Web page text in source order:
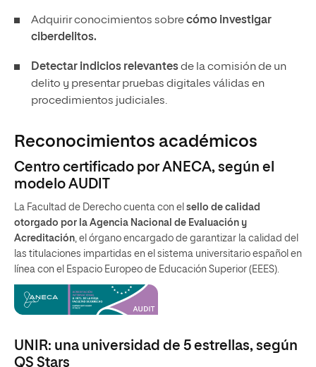
Adquirir conocimientos sobrecómo investigar
ciberdelitos.
Detectar indicios relevantesde la comisión de un
delito y presentar pruebas digitales válidas en
procedimientos judiciales.
Reconocimientos académicos
Centro certificado por ANECA, según el
modelo AUDIT
La Facultad de Derecho cuenta con el sello de calidad
otorgado por la Agencia Nacional de Evaluación y
Acreditación , el órgano encargado de garantizar la calidad del
las titulaciones impartidas en el sistema universitario español en
línea con el Espacio Europeo de Educación Superior (EEES).
UNIR: una universidad de 5 estrellas, según
QS Stars